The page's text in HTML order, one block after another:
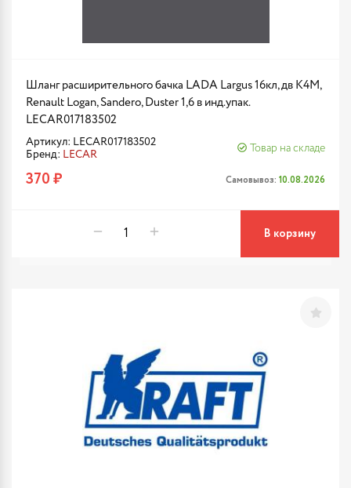
Шланг расширительного бачка LADA Largus 16кл, дв K4M,
Renault Logan, Sandero, Duster 1,6 в инд.упак.
LECAR017183502
Артикул: LECAR017183502
Бренд: LECAR
Товар на складе
370 ₽ Самовывоз: 10.08.2026
В корзину